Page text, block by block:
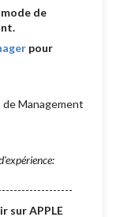
de
pour
Management
sur APPLE